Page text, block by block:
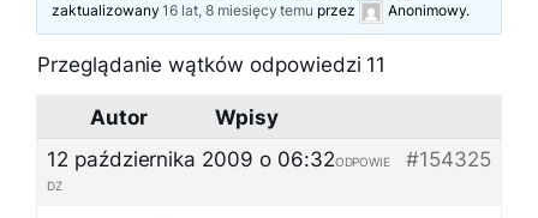
zaktualizowany16 lat, 8 miesięcy temu przez Anonimowy.
Przeglądanie wątków odpowiedzi 11
Autor
Wpisy
12 października 2009 o 06:32
#154325
ODPOWIE
DZ